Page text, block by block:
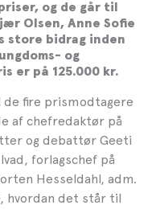
og de går til
Olsen, Anne Sofie
store bidrag inden
og
er på 125.000 kr.
fire prismodtagere
af chefredaktør på
og debattør Geeti
forlagschef på
Hesseldahl, adm.
hvordan det står til